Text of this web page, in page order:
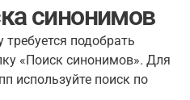
синонимов
подобрать
«Поиск синонимов». Для
используйте поиск по